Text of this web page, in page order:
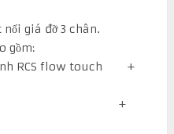
nối giá đỡ 3 chân.
gồm:
RCS flow touch +
điện +